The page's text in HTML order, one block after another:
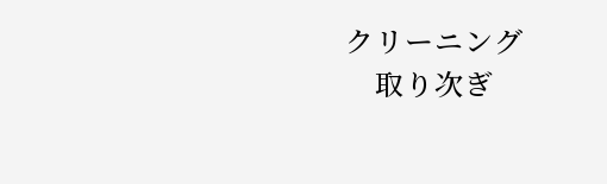
クリーニング
取り次ぎ